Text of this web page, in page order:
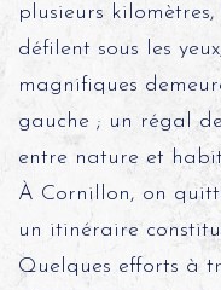
plusieurs
défilent sous les
magnifiques
gauche ; un régal
entre nature et
À Cornillon, on
un itinéraire
Quelques efforts à